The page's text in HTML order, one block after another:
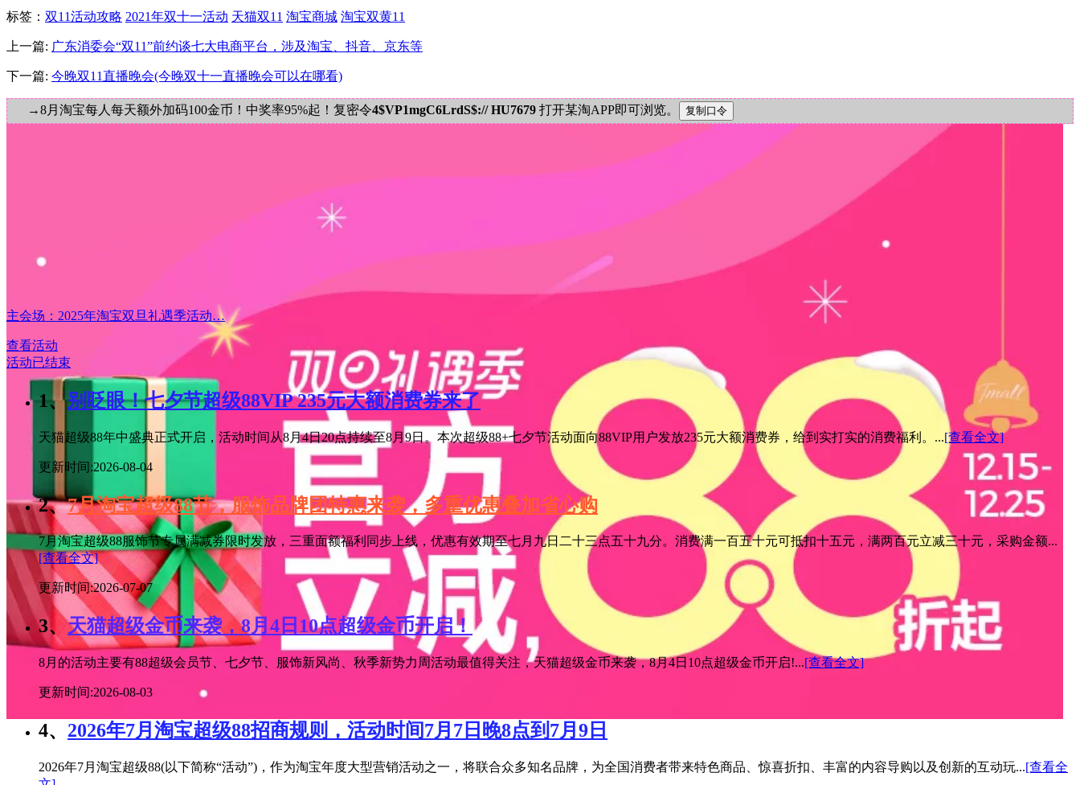
标签 ： 双11活动攻略 2021年双十一活动 天猫双11 淘宝商城 淘宝双黄11
上一篇: 广东消委会“双11”前约谈七大电商平台，涉及淘宝、抖音、京东等
下一篇: 今晚双11直播晚会(今晚双十一直播晚会可以在哪看)
→8月淘宝每人每天额外加码100金币！中奖率95%起！复密令4$VP1mgC6LrdS$:// HU7679 打开某淘APP即可浏览。
主会场：2025年淘宝双旦礼遇季活动…
查看活动
活动已结束
1、别眨眼！七夕节超级88VIP 235元大额消费券来了
天猫超级88年中盛典正式开启，活动时间从8月4日20点持续至8月9日。本次超级88+七夕节活动面向88VIP用户发放235元大额消费券，给到实打实的消费福利。...[查看全文]
更新时间:2026-08-04
2、7月淘宝超级88节，服饰品牌团特惠来袭，多重优惠叠加省心购
7月淘宝超级88服饰节专属满减券限时发放，三重面额福利同步上线，优惠有效期至七月九日二十三点五十九分。消费满一百五十元可抵扣十五元，满两百元立减三十元，采购金额...
[查看全文]
更新时间:2026-07-07
3、天猫超级金币来袭，8月4日10点超级金币开启！
8月的活动主要有88超级会员节、七夕节、服饰新风尚、秋季新势力周活动最值得关注，天猫超级金币来袭，8月4日10点超级金币开启!...[查看全文]
更新时间:2026-08-03
4、 2026年7月淘宝超级88招商规则，活动时间7月7日晚8点到7月9日
2026年7月淘宝超级88(以下简称“活动”)，作为淘宝年度大型营销活动之一，将联合众多知名品牌，为全国消费者带来特色商品、惊喜折扣、丰富的内容导购以及创新的互动玩...[查看全